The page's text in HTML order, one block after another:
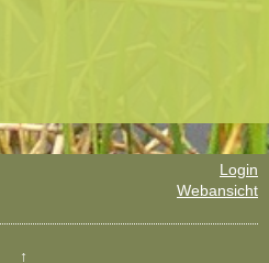
Login
Webansicht
↑